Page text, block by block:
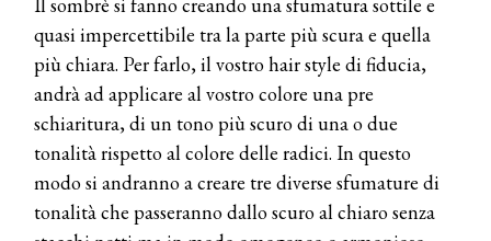
Il sombrè si fanno creando una sfumatura sottile e
quasi impercettibile tra la parte più scura e quella
più chiara. Per farlo, il vostro hair style di fiducia,
andrà ad applicare al vostro colore una pre
schiaritura, di un tono più scuro di una o due
tonalità rispetto al colore delle radici. In questo
modo si andranno a creare tre diverse sfumature di
tonalità che passeranno dallo scuro al chiaro senza